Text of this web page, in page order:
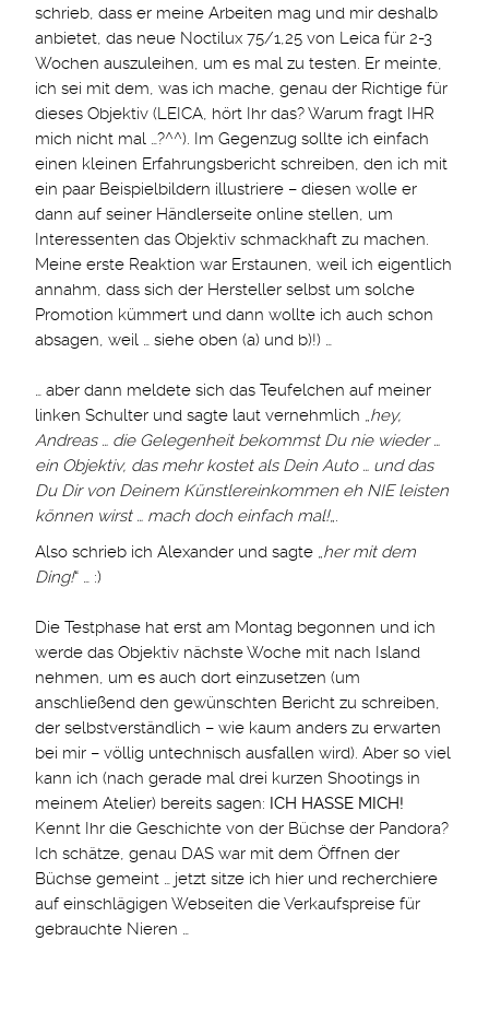
schrieb, dass er meine Arbeiten mag und mir deshalb
anbietet, das neue Noctilux 75/1,25 von Leica für 2-3
Wochen auszuleihen, um es mal zu testen. Er meinte,
ich sei mit dem, was ich mache, genau der Richtige für
dieses Objektiv (LEICA, hört Ihr das? Warum fragt IHR
mich nicht mal …?^^). Im Gegenzug sollte ich einfach
einen kleinen Erfahrungsbericht schreiben, den ich mit
ein paar Beispielbildern illustriere – diesen wolle er
dann auf seiner Händlerseite online stellen, um
Interessenten das Objektiv schmackhaft zu machen.
Meine erste Reaktion war Erstaunen, weil ich eigentlich
annahm, dass sich der Hersteller selbst um solche
Promotion kümmert und dann wollte ich auch schon
absagen, weil … siehe oben (a) und b)!) …
… aber dann meldete sich das Teufelchen auf meiner
linken Schulter und sagte laut vernehmlich „hey,
Andreas … die Gelegenheit bekommst Du nie wieder …
ein Objektiv, das mehr kostet als Dein Auto … und das
Du Dir von Deinem Künstlereinkommen eh NIE leisten
können wirst … mach doch einfach mal!„.
Also schrieb ich Alexander und sagte „her mit dem
Ding!“ … :)
Die Testphase hat erst am Montag begonnen und ich
werde das Objektiv nächste Woche mit nach Island
nehmen, um es auch dort einzusetzen (um
anschließend den gewünschten Bericht zu schreiben,
der selbstverständlich – wie kaum anders zu erwarten
bei mir – völlig untechnisch ausfallen wird). Aber so viel
kann ich (nach gerade mal drei kurzen Shootings in
meinem Atelier) bereits sagen: ICH HASSE MICH!
Kennt Ihr die Geschichte von der Büchse der Pandora?
Ich schätze, genau DAS war mit dem Öffnen der
Büchse gemeint … jetzt sitze ich hier und recherchiere
auf einschlägigen Webseiten die Verkaufspreise für
gebrauchte Nieren …